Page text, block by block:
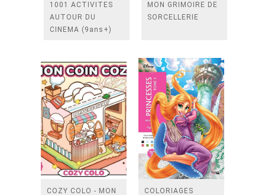
1001 ACTIVITES
AUTOUR DU
CINEMA (9ans+)
MON GRIMOIRE DE
SORCELLERIE
COZY COLO - MON
COLORIAGES